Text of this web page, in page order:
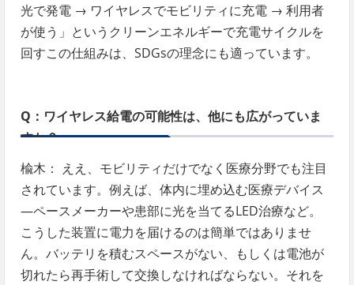
光で発電 → ワイヤレスでモビリティに充電 → 利用者
が使う」というクリーンエネルギーで充電サイクルを
回すこの仕組みは、SDGsの理念にも適っています。
Q：ワイヤレス給電の可能性は、他にも広がっていま
すか？
楡木： ええ、モビリティだけでなく医療分野でも注目
されています。例えば、体内に埋め込む医療デバイス
―ペースメーカーや患部に光を当てるLED治療など。
こうした装置に電力を届けるのは簡単ではありませ
ん。バッテリを積むスペースがない、もしくは電池が
切れたら再手術して交換しなければならない。それを